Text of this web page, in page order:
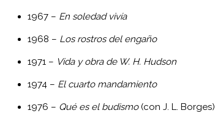
1967 – En soledad vivía
1968 – Los rostros del engaño
1971 – Vida y obra de W. H. Hudson
1974 – El cuarto mandamiento
1976 – Qué es el budismo(con J. L. Borges)